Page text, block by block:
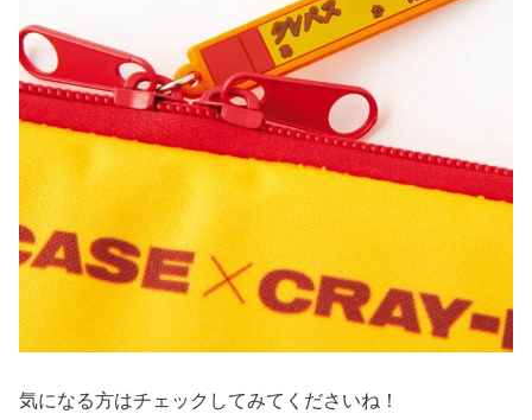
気になる方はチェックしてみてくださいね！